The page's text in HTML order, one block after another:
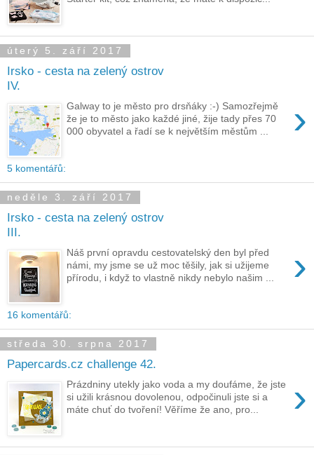
úterý 5. září 2017
Irsko - cesta na zelený ostrov
IV.
›
Galway to je město pro drsňáky :-) Samozřejmě
že je to město jako každé jiné, žije tady přes 70
000 obyvatel a řadí se k největším městům ...
5 komentářů:
neděle 3. září 2017
Irsko - cesta na zelený ostrov
III.
›
Náš první opravdu cestovatelský den byl před
námi, my jsme se už moc těšily, jak si užijeme
přírodu, i když to vlastně nikdy nebylo našim ...
16 komentářů:
středa 30. srpna 2017
Papercards.cz challenge 42.
›
Prázdniny utekly jako voda a my doufáme, že jste
si užili krásnou dovolenou, odpočinuli jste si a
máte chuť do tvoření! Věříme že ano, pro...